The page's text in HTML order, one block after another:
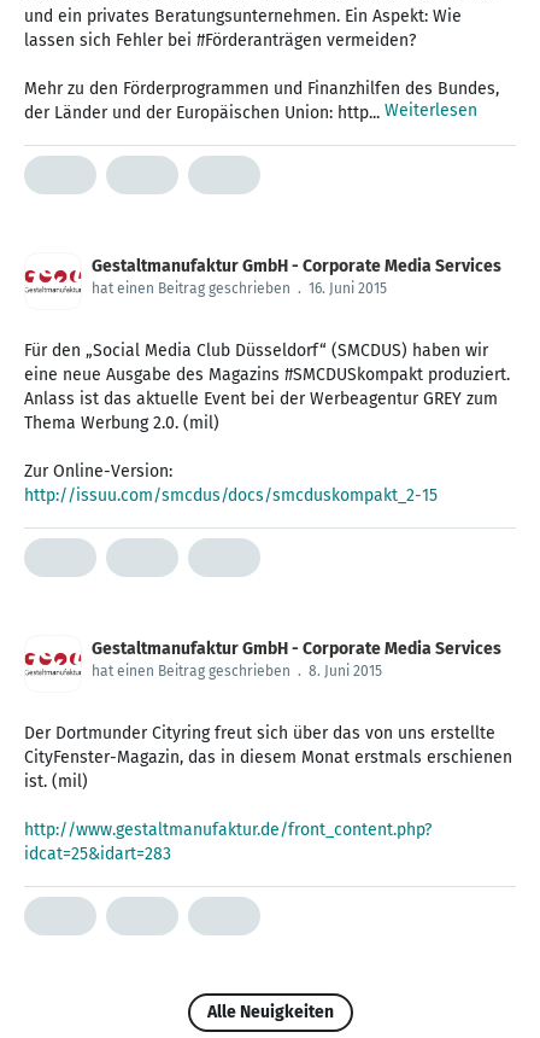
und ein privates Beratungsunternehmen. Ein Aspekt: Wie
lassen sich Fehler bei #‎Förderanträgen‬ vermeiden?
Mehr zu den Förderprogrammen und Finanzhilfen des Bundes,
der Länder und der Europäischen Union: http... Weiterlesen
Gestaltmanufaktur GmbH - Corporate Media Services
hat einen Beitrag geschrieben . 16. Juni 2015
Für den „Social Media Club Düsseldorf“ ‪(SMCDUS)‬ haben wir
eine neue Ausgabe des Magazins ‪#‎SMCDUSkompakt‬ produziert.
Anlass ist das aktuelle Event bei der Werbeagentur ‪‎GREY‬ zum
Thema ‪Werbung‬ 2.0. (mil)
Zur Online-Version:
http://issuu.com/smcdus/docs/smcduskompakt_2-15
Gestaltmanufaktur GmbH - Corporate Media Services
hat einen Beitrag geschrieben . 8. Juni 2015
Der Dortmunder ‪‎Cityring‬ freut sich über das von uns erstellte
‪CityFenster‬-Magazin, das in diesem Monat erstmals erschienen
ist. (mil)
http://www.gestaltmanufaktur.de/front_content.php?
idcat=25&idart=283
Alle Neuigkeiten